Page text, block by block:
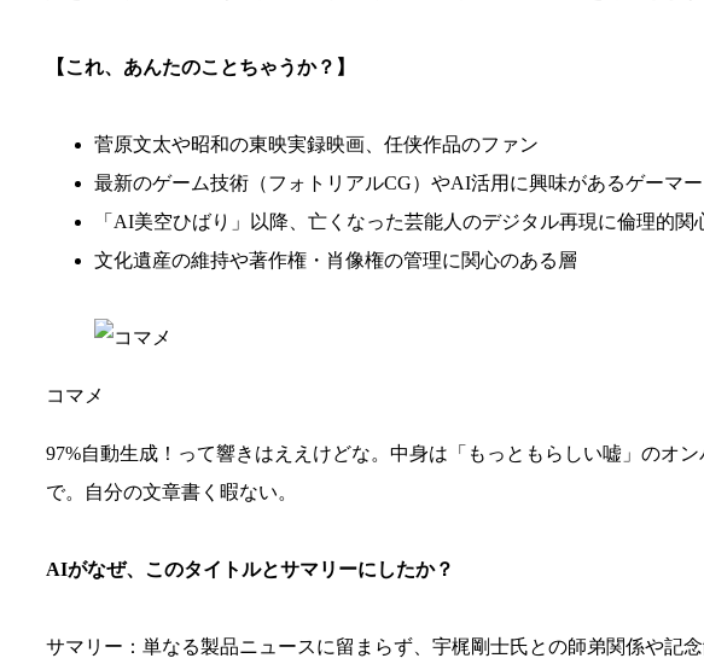
【これ、あんたのことちゃうか？】
菅原文太や昭和の東映実録映画、任侠作品のファン
最新のゲーム技術（フォトリアルCG）やAI活用に興味があるゲーマー
「AI美空ひばり」以降、亡くなった芸能人のデジタル再現に倫理的関
文化遺産の維持や著作権・肖像権の管理に関心のある層
コマメ
97%自動生成！って響きはええけどな。中身は「もっともらしい嘘」のオ
で。自分の文章書く暇ない。
AIがなぜ、このタイトルとサマリーにしたか？
サマリー：単なる製品ニュースに留まらず、宇梶剛士氏との師弟関係や記